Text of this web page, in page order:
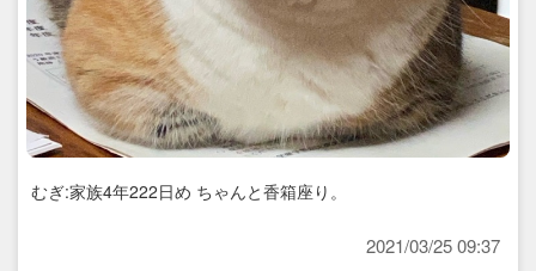
むぎ:家族4年222日め ちゃんと香箱座り。
2021/03/25 09:37